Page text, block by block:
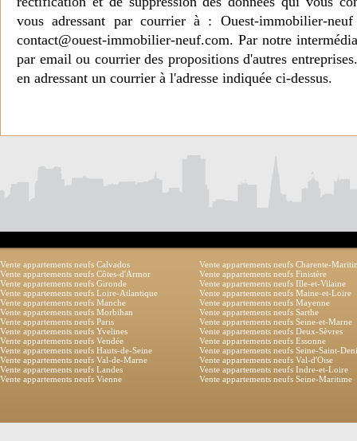
vous adressant par courrier à : Ouest-immobilier-
contact@ouest-immobilier-neuf.com. Par notre
par email ou courrier des propositions d'autres
en adressant un courrier à l'adresse indiquée ci-dessus.
Vente appartements neufs Calvados
Vente appartements neufs Charente-
Vente appartements neufs Côtes-d'Armor
Vente appartements neufs Finistère
Vente appartements neufs Gironde
Vente appartements neufs Ille-et-Vilaine
Vente appartements neufs Loire-Atlantique
Vente appartements neufs Maine-et-Loire
Vente appartements neufs Manche
Vente appartements neufs Mayenne
Vente appartements neufs Morbihan
Vente appartements neufs Sarthe
Vente appartements neufs Paris
Vente appartements neufs Seine-et-Marne
Vente appartements neufs Yvelines
Vente appartements neufs Deux-Sèvres
Vente appartements neufs Vendée
Vente appartements neufs Essonne
Vente appartements neufs Hauts-de-Seine
Vente appartements neufs Seine-Saint-
Vente appartements neufs Val-de-Marne
Vente appartements neufs Val-d'Oise
Vente appartements neufs Landes
Vente appartements neufs Indre-et-Loire
Vente appartements neufs Vienne
Vente appartements neufs Seine-Maritime